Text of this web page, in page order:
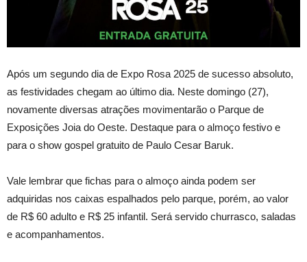
Após um segundo dia de Expo Rosa 2025 de sucesso absoluto,
as festividades chegam ao último dia. Neste domingo (27),
novamente diversas atrações movimentarão o Parque de
Exposições Joia do Oeste. Destaque para o almoço festivo e
para o show gospel gratuito de Paulo Cesar Baruk.
Vale lembrar que fichas para o almoço ainda podem ser
adquiridas nos caixas espalhados pelo parque, porém, ao valor
de R$ 60 adulto e R$ 25 infantil. Será servido churrasco, saladas
e acompanhamentos.